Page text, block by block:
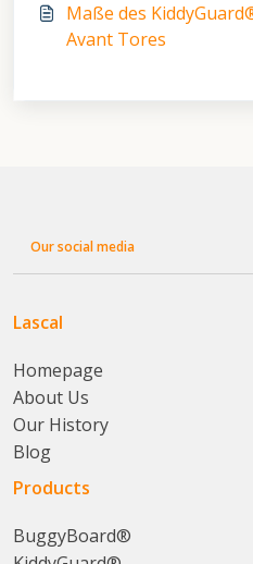
Maße des
Avant Tores
Our social media
Lascal
Homepage
About Us
Our History
Blog
Products
BuggyBoard®